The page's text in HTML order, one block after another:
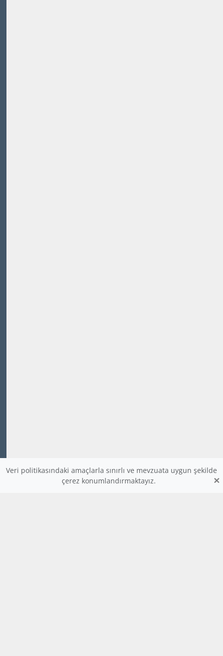
Veri politikasındaki amaçlarla sınırlı ve mevzuata uygun şekilde
çerez konumlandırmaktayız.
×